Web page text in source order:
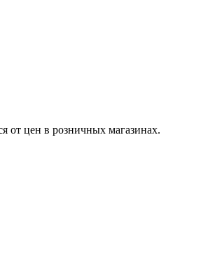
от цен в розничных магазинах.